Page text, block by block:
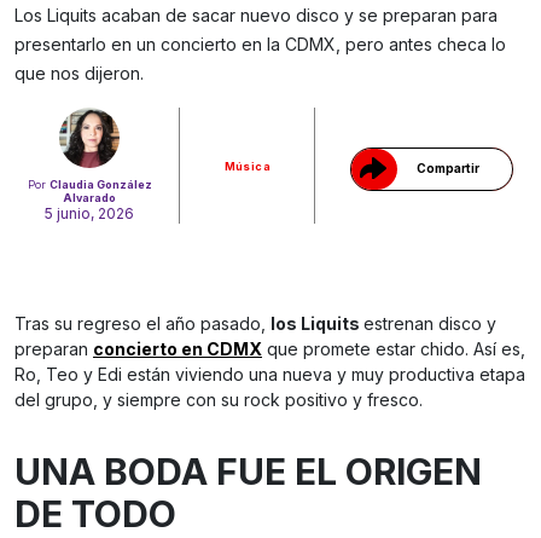
Por Claudia González
Alvarado
5 junio, 2026
Música Compartir
Gracias!
Los Liquits acaban de sacar nuevo disco y se preparan para
presentarlo en un concierto en la CDMX, pero antes checa lo
que nos dijeron.
Tras su regreso el año pasado, los Liquits estrenan disco y
preparan concierto en CDMX que promete estar chido. Así es,
Ro, Teo y Edi están viviendo una nueva y muy productiva etapa
del grupo, y siempre con su rock positivo y fresco.
UNA BODA FUE EL ORIGEN
DE TODO